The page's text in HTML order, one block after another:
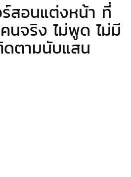
มายา
สอนแต่งหน้า ที่
คนจริง ไม่พูด ไม่มี
ตามนับแสน